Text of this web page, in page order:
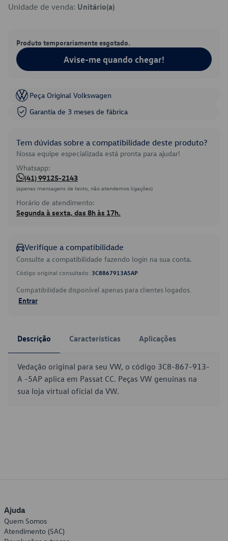
Unidade de venda: Unitário(a)
Produto temporariamente esgotado.
Avise-me quando chegar!
Peça Original Volkswagen
Garantia de 3 meses de fábrica
Tem dúvidas sobre a compatibilidade deste produto?
Nossa equipe especializada está pronta para ajudar!
Whatsapp:
(41) 99125-2143
(apenas mensagens de texto, não atendemos ligações)
Horário de atendimento:
Segunda à sexta, das 8h às 17h.
Verifique a compatibilidade
Consulte a compatibilidade fazendo login na sua conta.
Código original consultado: 3C8867913A5AP
Compatibilidade disponível apenas para clientes logados.
Entrar
Descrição Características Aplicações
Vedação original para seu VW, o código 3C8-867-913-
A -5AP aplica em Passat CC. Peças VW genuínas na
sua loja virtual oficial da VW.
Ajuda
Quem Somos
Atendimento (SAC)